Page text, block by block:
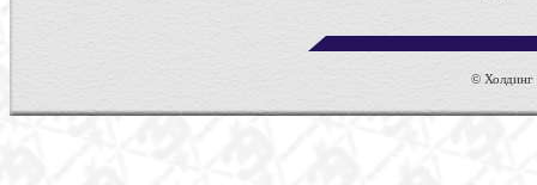
© Холдинг